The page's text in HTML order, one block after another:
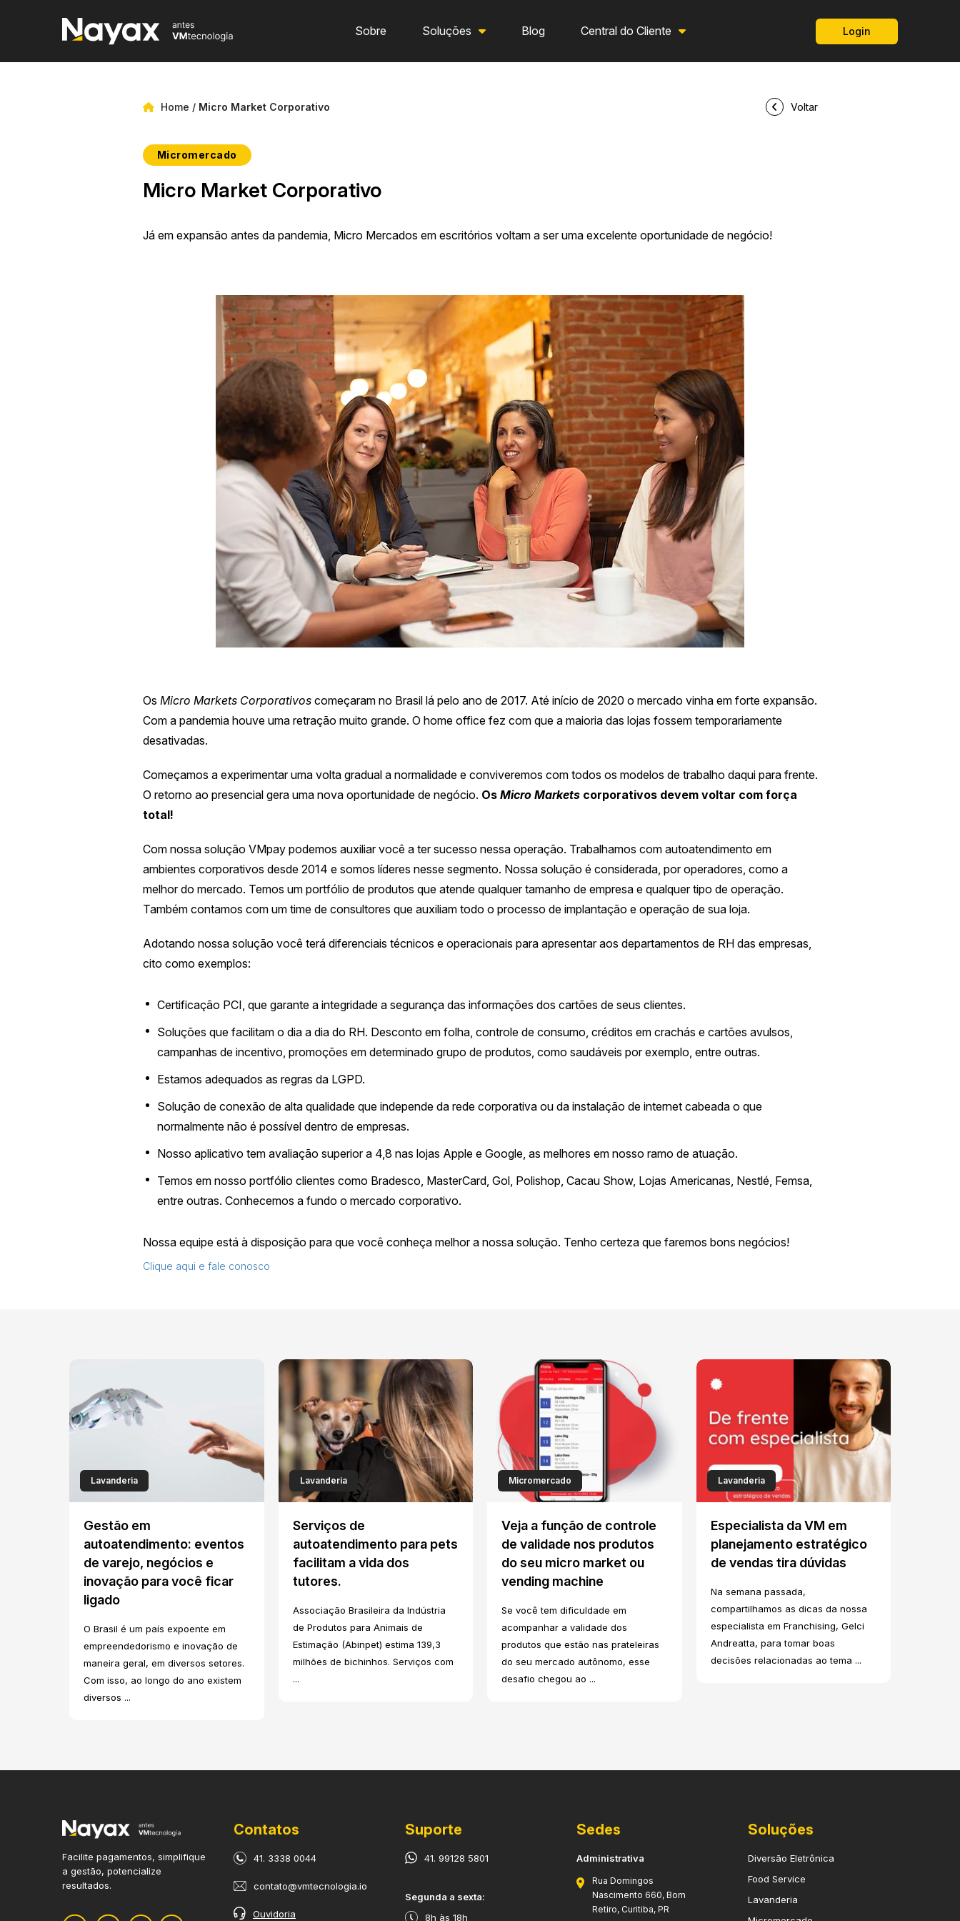
Sobre Soluções Blog Central do Cliente Login
Home / Micro Market Corporativo Voltar
Micromercado
Micro Market Corporativo
Já em expansão antes da pandemia, Micro Mercados em escritórios voltam a ser uma excelente oportunidade de negócio!
Os Micro Markets Corporativoscomeçaram no Brasil lá pelo ano de 2017. Até início de 2020 o mercado vinha em forte expansão.
Com a pandemia houve uma retração muito grande. O home office fez com que a maioria das lojas fossem temporariamente
desativadas.
Começamos a experimentar uma volta gradual a normalidade e conviveremos com todos os modelos de trabalho daqui para frente.
O retorno ao presencial gera uma nova oportunidade de negócio. Os Micro Marketscorporativos devem voltar com força
total!
Com nossa solução VMpay podemos auxiliar você a ter sucesso nessa operação. Trabalhamos com autoatendimento em
ambientes corporativos desde 2014 e somos líderes nesse segmento. Nossa solução é considerada, por operadores, como a
melhor do mercado. Temos um portfólio de produtos que atende qualquer tamanho de empresa e qualquer tipo de operação.
Também contamos com um time de consultores que auxiliam todo o processo de implantação e operação de sua loja.
Adotando nossa solução você terá diferenciais técnicos e operacionais para apresentar aos departamentos de RH das empresas,
cito como exemplos:
Certificação PCI, que garante a integridade a segurança das informações dos cartões de seus clientes.
Soluções que facilitam o dia a dia do RH. Desconto em folha, controle de consumo, créditos em crachás e cartões avulsos,
campanhas de incentivo, promoções em determinado grupo de produtos, como saudáveis por exemplo, entre outras.
Estamos adequados as regras da LGPD.
Solução de conexão de alta qualidade que independe da rede corporativa ou da instalação de internet cabeada o que
normalmente não é possível dentro de empresas.
Nosso aplicativo tem avaliação superior a 4,8 nas lojas Apple e Google, as melhores em nosso ramo de atuação.
Temos em nosso portfólio clientes como Bradesco, MasterCard, Gol, Polishop, Cacau Show, Lojas Americanas, Nestlé, Femsa,
entre outras. Conhecemos a fundo o mercado corporativo.
Nossa equipe está à disposição para que você conheça melhor a nossa solução. Tenho certeza que faremos bons negócios!
Clique aqui e fale conosco
Lavanderia
Gestão em
autoatendimento: eventos
de varejo, negócios e
inovação para você ficar
ligado
O Brasil é um país expoente em
empreendedorismo e inovação de
maneira geral, em diversos setores.
Com isso, ao longo do ano existem
diversos ...
Lavanderia
Serviços de
autoatendimento para pets
facilitam a vida dos
tutores.
Associação Brasileira da Indústria
de Produtos para Animais de
Estimação (Abinpet) estima 139,3
milhões de bichinhos. Serviços com
...
Micromercado
Veja a função de controle
de validade nos produtos
do seu micro market ou
vending machine
Se você tem dificuldade em
acompanhar a validade dos
produtos que estão nas prateleiras
do seu mercado autônomo, esse
desafio chegou ao ...
Lavanderia
Especialista da VM em
planejamento estratégico
de vendas tira dúvidas
Na semana passada,
compartilhamos as dicas da nossa
especialista em Franchising, Gelci
Andreatta, para tomar boas
decisões relacionadas ao tema ...
Facilite pagamentos, simplifique
a gestão, potencialize
resultados.
Contatos
41. 3338 0044
contato@vmtecnologia.io
Ouvidoria
Suporte
41. 99128 5801
​Segunda a sexta:
8h às 18h
Sedes
Administrativa
Rua Domingos
Nascimento 660, Bom
Retiro, Curitiba, PR
Soluções
Diversão Eletrônica
Food Service
Lavanderia